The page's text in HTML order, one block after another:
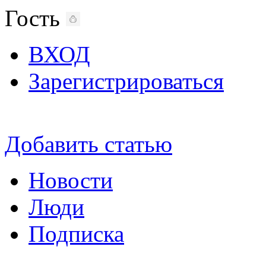
Гость
ВХОД
Зарегистрироваться
Добавить статью
Новости
Люди
Подписка